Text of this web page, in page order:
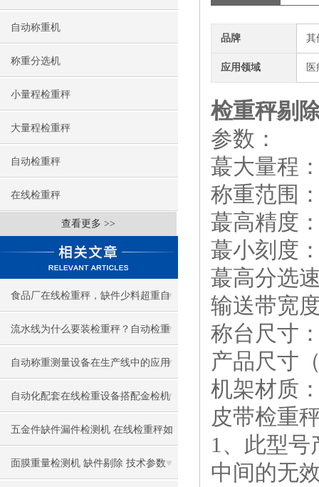
自动称重机
称重分选机
小量程检重秤
大量程检重秤
自动检重秤
在线检重秤
查看更多 >>
食品厂在线检重秤，缺件少料超重自
动剔除
流水线为什么要装检重秤？自动检重
秤作用与优势
自动称重测量设备在生产线中的应用
自动化配套在线检重设备搭配金检机
使用 选型指南
五金件缺件漏件检测机 在线检重秤如
何选型？
面膜重量检测机 缺件剔除 技术参数
品牌 其
应用领域
检重秤剔
参数：
蕞大量程
称重范围
蕞高精度
蕞小刻度
蕞高分选
输送带宽
称台尺寸
产品尺寸
机架材质
皮带检重
1、此型
中间的无